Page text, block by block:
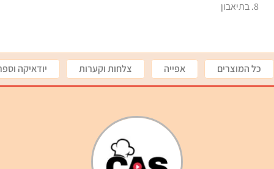
בתיאבון
כל המוצרים אפייה צלחות וקערות יודאיקה